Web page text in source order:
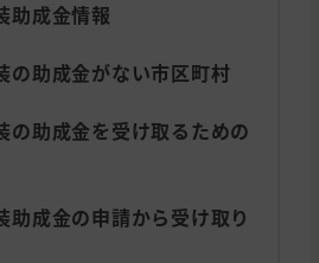
助成金情報
の助成金がない市区町村
の助成金を受け取るための
助成金の申請から受け取り